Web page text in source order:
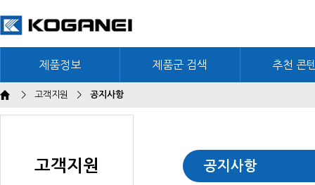
제품정보 제품군 검색 추천 콘
> 고객지원 > 공지사항
고객지원 공지사항